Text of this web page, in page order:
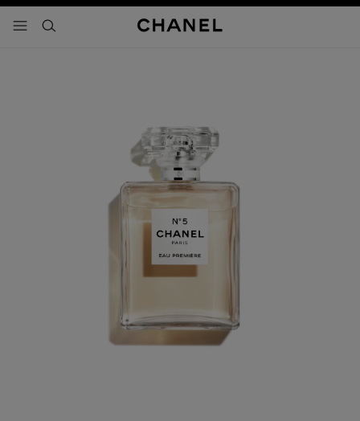
- navegación principal
buscar